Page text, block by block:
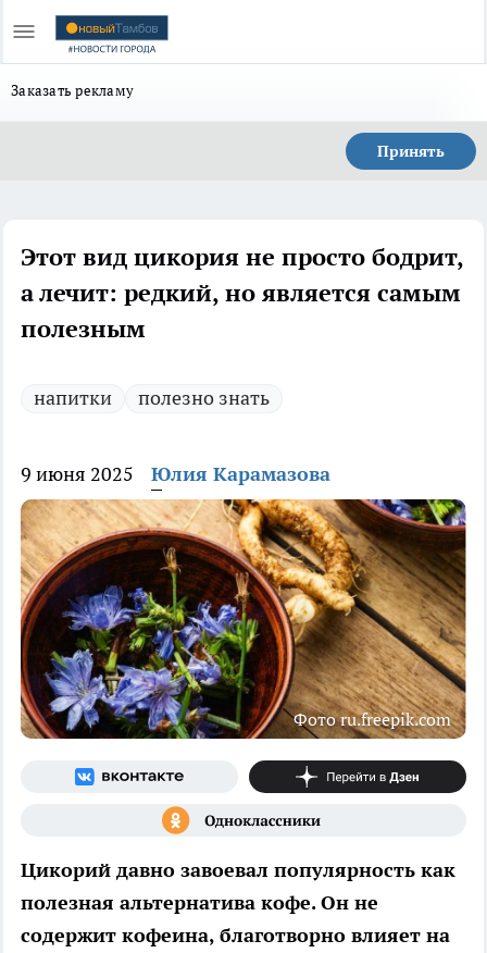
Заказать рекламу
Принять
Этот вид цикория не просто бодрит,
а лечит: редкий, но является самым
полезным
напитки полезно знать
9 июня 2025 Юлия Карамазова
Фото ru.freepik.com
Цикорий давно завоевал популярность как
полезная альтернатива кофе. Он не
содержит кофеина, благотворно влияет на